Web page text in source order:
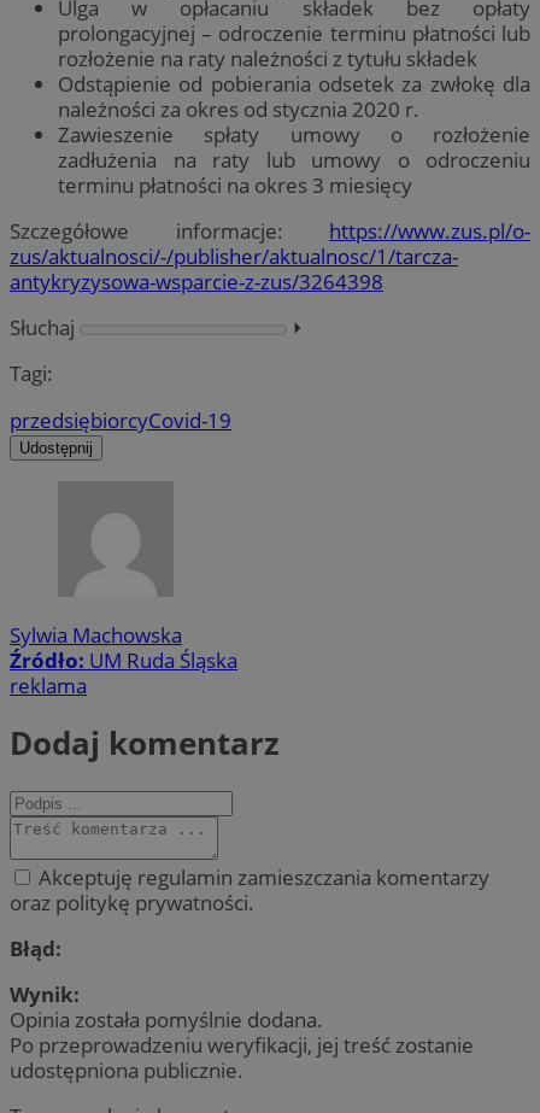
Ulga w opłacaniu składek bez opłaty
prolongacyjnej – odroczenie terminu płatności lub
rozłożenie na raty należności z tytułu składek
Odstąpienie od pobierania odsetek za zwłokę dla
należności za okres od stycznia 2020 r.
Zawieszenie spłaty umowy o rozłożenie
zadłużenia na raty lub umowy o odroczeniu
terminu płatności na okres 3 miesięcy
Szczegółowe informacje: https://www.zus.pl/o-
zus/aktualnosci/-/publisher/aktualnosc/1/tarcza-
antykryzysowa-wsparcie-z-zus/3264398
Słuchaj
⏵︎
Tagi:
przedsiębiorcyCovid-19
Udostępnij
Sylwia Machowska
Źródło: UM Ruda Śląska
reklama
Dodaj komentarz
Akceptuję regulamin zamieszczania komentarzy
oraz politykę prywatności.
Błąd:
Wynik:
Opinia została pomyślnie dodana.
Po przeprowadzeniu weryfikacji, jej treść zostanie
udostępniona publicznie.